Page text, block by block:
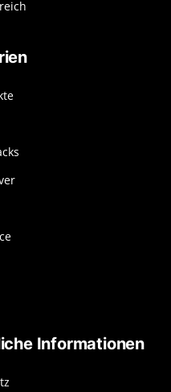
Informationen